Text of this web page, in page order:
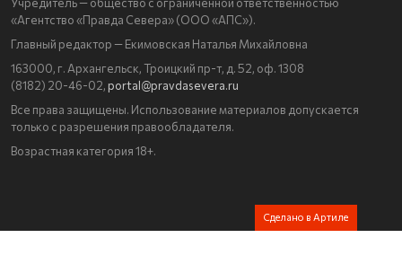
«Агентство «Правда Севера» (ООО «АПС»).
Главный редактор — Екимовская Наталья Михайловна
163000, г. Архангельск, Троицкий пр-т, д. 52, оф. 1308
(8182) 20-46-02, portal@pravdasevera.ru
Все права защищены. Использование материалов допускается
только с разрешения правообладателя.
Возрастная категория 18+.
Сделано в Артиле